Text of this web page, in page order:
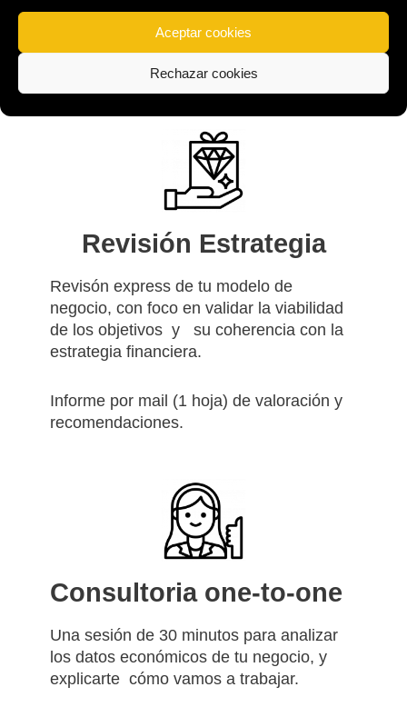
Aceptar cookies
Rechazar cookies
Incluimos cuadros , indicadores y
gráficos ilustrativos.
Revisión Estrategia
Revisón express de tu modelo de
negocio, con foco en validar la viabilidad
de los objetivos y su coherencia con la
estrategia financiera.
Informe por mail (1 hoja) de valoración y
recomendaciones.
Consultoria one-to-one
Una sesión de 30 minutos para analizar
los datos económicos de tu negocio, y
explicarte cómo vamos a trabajar.